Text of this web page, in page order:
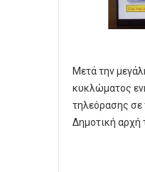
Μετά την
κυκλώματος
τηλεόρασης σε
Δημοτική αρχή